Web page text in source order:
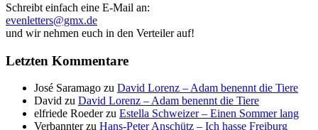
Schreibt einfach eine E-Mail an:
evenletters@gmx.de
und wir nehmen euch in den Verteiler auf!
Letzten Kommentare
José Saramago zu David Lorenz – Adam benennt die Tiere
David zu David Lorenz – Adam benennt die Tiere
elfriede Roederzu Estella Schweizer – Einen Sommer lang
Verbannterzu Hans-Peter Anschütz – Ich hasse Freiburg